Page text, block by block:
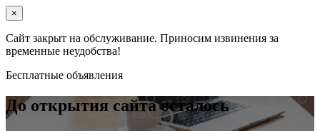
×
Сайт закрыт на обслуживание. Приносим извинения за
временные неудобства!
Бесплатные объявления
До открытия сайта осталось